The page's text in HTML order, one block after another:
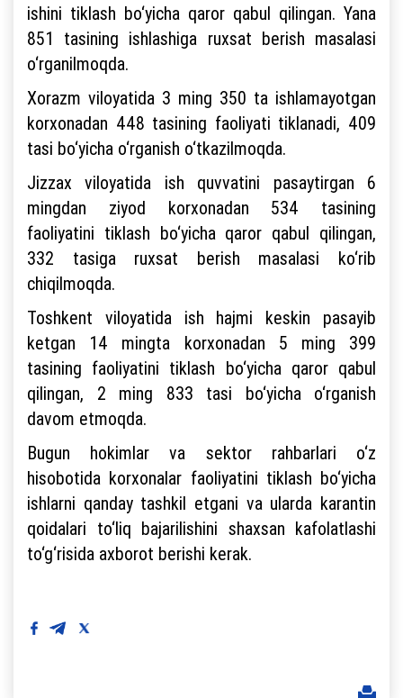
ishini tiklash bo‘yicha qaror qabul qilingan. Yana
851 tasining ishlashiga ruxsat berish masalasi
o‘rganilmoqda.
Xorazm viloyatida 3 ming 350 ta ishlamayotgan
korxonadan 448 tasining faoliyati tiklanadi, 409
tasi bo‘yicha o‘rganish o‘tkazilmoqda.
Jizzax viloyatida ish quvvatini pasaytirgan 6
mingdan ziyod korxonadan 534 tasining
faoliyatini tiklash bo‘yicha qaror qabul qilingan,
332 tasiga ruxsat berish masalasi ko‘rib
chiqilmoqda.
Toshkent viloyatida ish hajmi keskin pasayib
ketgan 14 mingta korxonadan 5 ming 399
tasining faoliyatini tiklash bo‘yicha qaror qabul
qilingan, 2 ming 833 tasi bo‘yicha o‘rganish
davom etmoqda.
Bugun hokimlar va sektor rahbarlari o‘z
hisobotida korxonalar faoliyatini tiklash bo‘yicha
ishlarni qanday tashkil etgani va ularda karantin
qoidalari to‘liq bajarilishini shaxsan kafolatlashi
to‘g‘risida axborot berishi kerak.